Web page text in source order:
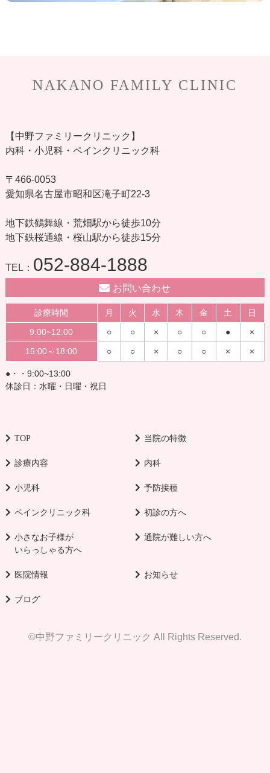
NAKANO FAMILY CLINIC
【中野ファミリークリニック】
内科・小児科・ペインクリニック科
〒466-0053
愛知県名古屋市昭和区滝子町22-3
地下鉄鶴舞線・荒畑駅から徒歩10分
地下鉄桜通線・桜山駅から徒歩15分
TEL： 052-884-1888
お問い合わせ
診療時間 月 火 水 木 金 土
日
9:00~12:00
○ ○ × ○ ○ ●
×
15:00～18:00
○ ○ × ○ ○ × ×
●・・9:00~13:00
休診日：水曜・日曜・祝日
TOP 当院の特徴
診療内容 内科
小児科 予防接種
ペインクリニック科 初診の方へ
小さなお子様が
いらっしゃる方へ
通院が難しい方へ
医院情報 お知らせ
ブログ
©中野ファミリークリニック All Rights Reserved.